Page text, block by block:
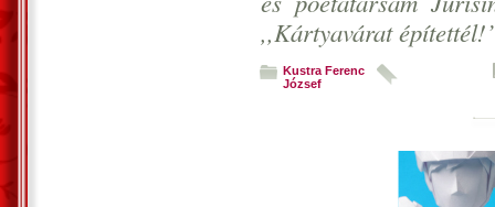
,,Kártyavárat
Kustra Ferenc
József